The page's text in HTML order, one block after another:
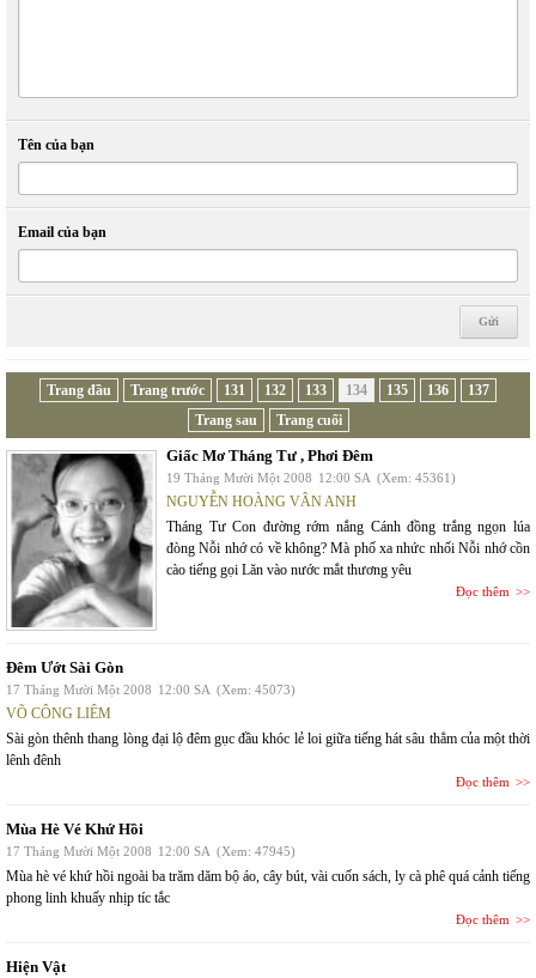
Tên của bạn
Email của bạn
Trang đầu Trang trước 131 132 133 134 135 136
137
Trang sau
Trang cuối
Giấc Mơ Tháng Tư , Phơi Đêm
19 Tháng Mười Một 2008 12:00 SA (Xem: 45361)
NGUYỄN HOÀNG VÂN ANH
Tháng Tư Con đường rớm nắng Cánh đồng trắng ngọn lúa
đòng Nỗi nhớ có về không? Mà phố xa nhức nhối Nỗi nhớ cồn
cào tiếng gọi Lăn vào nước mắt thương yêu
Đọc thêm
Đêm Ướt Sài Gòn
17 Tháng Mười Một 2008 12:00 SA (Xem: 45073)
VÕ CÔNG LIÊM
Sài gòn thênh thang lòng đại lộ đêm gục đầu khóc lẻ loi giữa tiếng hát sâu thẳm của một thời
lênh đênh
Đọc thêm
Mùa Hè Vé Khứ Hồi
17 Tháng Mười Một 2008 12:00 SA (Xem: 47945)
Mùa hè vé khứ hồi ngoài ba trăm dăm bộ áo, cây bút, vài cuốn sách, ly cà phê quá cảnh tiếng
phong linh khuấy nhịp tíc tắc
Đọc thêm
Hiện Vật